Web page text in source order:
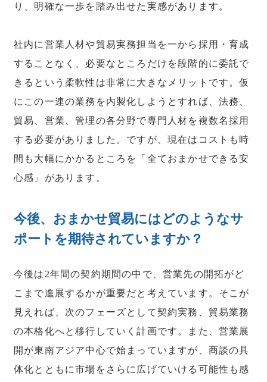
り、明確な一歩を踏み出せた実感があります。
社内に営業人材や貿易実務担当を一から採用・育成
することなく、必要なところだけを段階的に委託で
きるという柔軟性は非常に大きなメリットです。仮
にこの一連の業務を内製化しようとすれば、法務、
貿易、営業、管理の各分野で専門人材を複数名採用
する必要がありました。ですが、現在はコストも時
間も大幅にかかるところを「全ておまかせできる安
心感」があります。
今後、おまかせ貿易にはどのようなサ
ポートを期待されていますか？
今後は2年間の契約期間の中で、営業先の開拓がど
こまで進展するかが重要だと考えています。そこが
見えれば、次のフェーズとして契約実務、貿易業務
の本格化へと移行していく計画です。また、営業展
開が東南アジア中心で始まっていますが、商談の具
体化とともに市場をさらに広げていける可能性も感